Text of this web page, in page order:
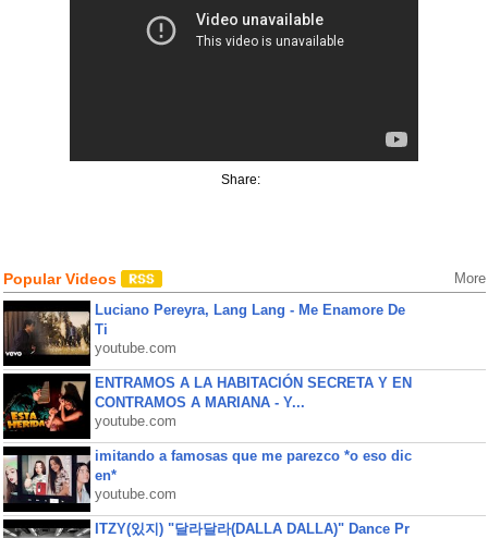
Share:
Popular Videos More
Luciano Pereyra, Lang Lang - Me Enamore De
Ti
youtube.com
ENTRAMOS A LA HABITACIÓN SECRETA Y EN
CONTRAMOS A MARIANA - Y...
youtube.com
imitando a famosas que me parezco *o eso dic
en*
youtube.com
ITZY(있지) "달라달라(DALLA DALLA)" Dance Pr